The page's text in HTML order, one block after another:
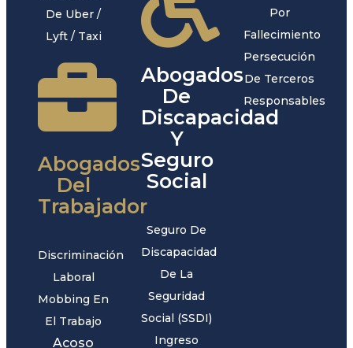
De Uber /
Lyft / Taxi
Abogados
Del
Trabajador
Discriminación
Laboral
Mobbing En
El Trabajo
Acoso
Abogados
De
Discapacidad
Y
Seguro
Social
Seguro De
Discapacidad
De La
Seguridad
Social (SSDI)
Ingreso
Por
Fallecimiento
Persecución
De Terceros
Responsables